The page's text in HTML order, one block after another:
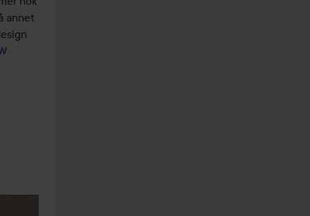
annet